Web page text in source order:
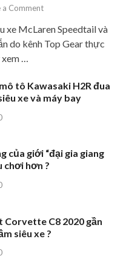
a Comment
xe McLaren Speedtail và
do kênh Top Gear thực
xem …
tô Kawasaki H2R đua
xe và máy bay
của giới “đại gia giang
chơi hơn ?
Corvette C8 2020 gần
siêu xe ?